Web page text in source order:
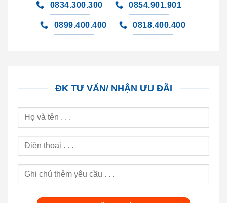
0834.300.300 0854.901.901
0899.400.400 0818.400.400
ĐK TƯ VẤN/ NHẬN ƯU ĐÃI